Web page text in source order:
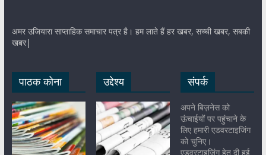
अमर उजियारा साप्ताहिक समाचार पत्र है। हम लाते हैं हर खबर, सच्ची खबर, सबकी
खबर|
पाठक कोना उद्देश्य संपर्क
अपने बिज़नेस को
ऊंचाईयों पर पहुंचाने के
लिए हमारी एडवरटाइजिंग
को चुनिए।
एडवरटाइजिंग हेतु दी हुई